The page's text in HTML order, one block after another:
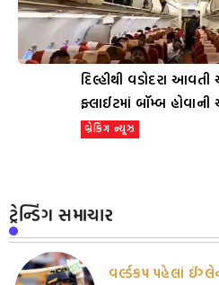
દિલ્હીથી વડોદરા આવતી
ફ્લાઈટમાં બૉમ્બ હોવાની
બ્રેકિંગ ન્યૂઝ
ટ્રેન્ડિંગ સમાચાર
વર્લ્ડકપ પહેલાં